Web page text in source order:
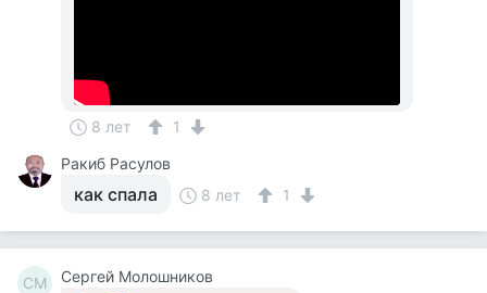
8 лет
1
Ракиб Расулов
как спала 8 лет 1
СМ Сергей Молошников